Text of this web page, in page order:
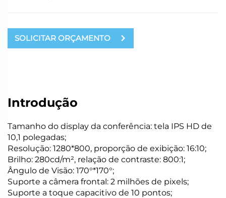
SOLICITAR ORÇAMENTO
Introdução
Tamanho do display da conferência: tela IPS HD de
10,1 polegadas;
Resolução: 1280*800, proporção de exibição: 16:10;
Brilho: 280cd/m², relação de contraste: 800:1;
Ângulo de Visão: 170°*170°;
Suporte a câmera frontal: 2 milhões de pixels;
Suporte a toque capacitivo de 10 pontos;